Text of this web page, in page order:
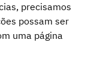
precisamos
possam ser
uma página